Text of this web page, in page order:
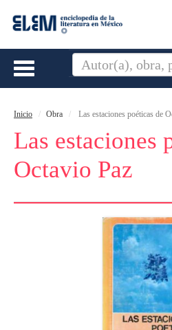
Toggle
Inicio Obra Las estaciones poéticas de
Las estaciones
Octavio Paz